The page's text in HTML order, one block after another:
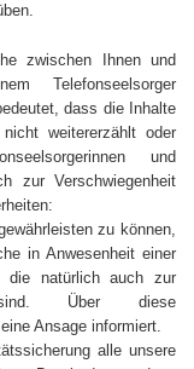
zwischen Ihnen und
Telefonseelsorger
dass die Inhalte
weitererzählt oder
und
zur Verschwiegenheit
zu können,
in Anwesenheit einer
die natürlich auch zur
sind. Über diese
Ansage informiert.
alle unsere